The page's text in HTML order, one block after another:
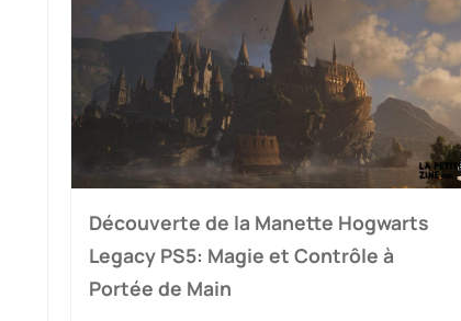
Découverte de la Manette Hogwarts
Legacy PS5: Magie et Contrôle à
Portée de Main